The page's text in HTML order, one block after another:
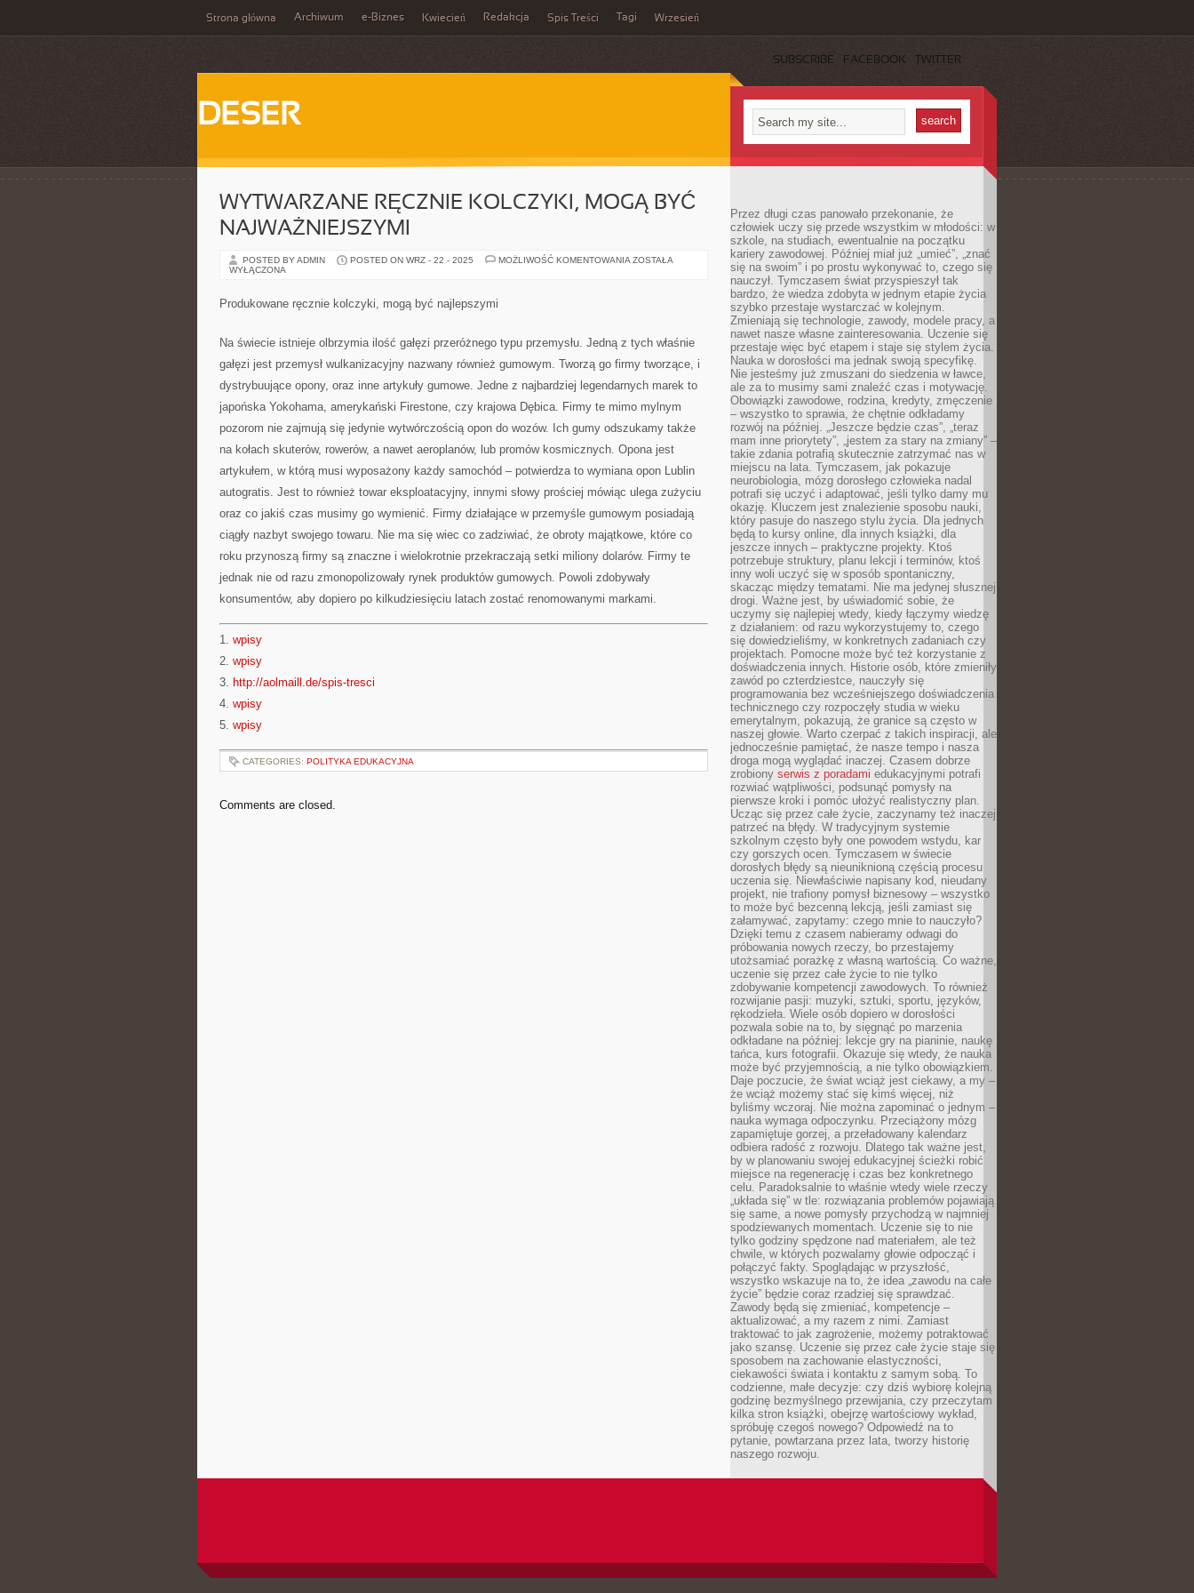
Strona główna Archiwum e-Biznes Kwiecień Redakcja Spis Treści Tagi Wrzesień
SUBSCRIBE FACEBOOK TWITTER
DESER
WYTWARZANE RĘCZNIE KOLCZYKI, MOGĄ BYĆ
NAJWAŻNIEJSZYMI
POSTED BY ADMIN POSTED ON WRZ - 22 - 2025 MOŻLIWOŚĆ KOMENTOWANIA WYTWARZANE
ZOSTAŁA
WYŁĄCZONA
Produkowane ręcznie kolczyki, mogą być najlepszymi
Na świecie istnieje olbrzymia ilość gałęzi przeróżnego typu przemysłu. Jedną z tych właśnie
gałęzi jest przemysł wulkanizacyjny nazwany również gumowym. Tworzą go firmy tworzące, i
dystrybuujące opony, oraz inne artykuły gumowe. Jedne z najbardziej legendarnych marek to
japońska Yokohama, amerykański Firestone, czy krajowa Dębica. Firmy te mimo mylnym
pozorom nie zajmują się jedynie wytwórczością opon do wozów. Ich gumy odszukamy także
na kołach skuterów, rowerów, a nawet aeroplanów, lub promów kosmicznych. Opona jest
artykułem, w którą musi wyposażony każdy samochód – potwierdza to wymiana opon Lublin
autogratis. Jest to również towar eksploatacyjny, innymi słowy prościej mówiąc ulega zużyciu
oraz co jakiś czas musimy go wymienić. Firmy działające w przemyśle gumowym posiadają
ciągły nazbyt swojego towaru. Nie ma się wiec co zadziwiać, że obroty majątkowe, które co
roku przynoszą firmy są znaczne i wielokrotnie przekraczają setki miliony dolarów. Firmy te
jednak nie od razu zmonopolizowały rynek produktów gumowych. Powoli zdobywały
konsumentów, aby dopiero po kilkudziesięciu latach zostać renomowanymi markami.
1. wpisy
2. wpisy
3. http://aolmaill.de/spis-tresci
4. wpisy
5. wpisy
CATEGORIES: POLITYKA EDUKACYJNA
Comments are closed.
Przez długi czas panowało przekonanie, że
człowiek uczy się przede wszystkim w młodości: w
szkole, na studiach, ewentualnie na początku
kariery zawodowej. Później miał już „umieć”, „znać
się na swoim” i po prostu wykonywać to, czego się
nauczył. Tymczasem świat przyspieszył tak
bardzo, że wiedza zdobyta w jednym etapie życia
szybko przestaje wystarczać w kolejnym.
Zmieniają się technologie, zawody, modele pracy, a
nawet nasze własne zainteresowania. Uczenie się
przestaje więc być etapem i staje się stylem życia.
Nauka w dorosłości ma jednak swoją specyfikę.
Nie jesteśmy już zmuszani do siedzenia w ławce,
ale za to musimy sami znaleźć czas i motywację.
Obowiązki zawodowe, rodzina, kredyty, zmęczenie
– wszystko to sprawia, że chętnie odkładamy
rozwój na później. „Jeszcze będzie czas”, „teraz
mam inne priorytety”, „jestem za stary na zmiany” –
takie zdania potrafią skutecznie zatrzymać nas w
miejscu na lata. Tymczasem, jak pokazuje
neurobiologia, mózg dorosłego człowieka nadal
potrafi się uczyć i adaptować, jeśli tylko damy mu
okazję. Kluczem jest znalezienie sposobu nauki,
który pasuje do naszego stylu życia. Dla jednych
będą to kursy online, dla innych książki, dla
jeszcze innych – praktyczne projekty. Ktoś
potrzebuje struktury, planu lekcji i terminów, ktoś
inny woli uczyć się w sposób spontaniczny,
skacząc między tematami. Nie ma jedynej słusznej
drogi. Ważne jest, by uświadomić sobie, że
uczymy się najlepiej wtedy, kiedy łączymy wiedzę
z działaniem: od razu wykorzystujemy to, czego
się dowiedzieliśmy, w konkretnych zadaniach czy
projektach. Pomocne może być też korzystanie z
doświadczenia innych. Historie osób, które zmieniły
zawód po czterdziestce, nauczyły się
programowania bez wcześniejszego doświadczenia
technicznego czy rozpoczęły studia w wieku
emerytalnym, pokazują, że granice są często w
naszej głowie. Warto czerpać z takich inspiracji, ale
jednocześnie pamiętać, że nasze tempo i nasza
droga mogą wyglądać inaczej. Czasem dobrze
zrobiony serwis z poradami edukacyjnymi potrafi
rozwiać wątpliwości, podsunąć pomysły na
pierwsze kroki i pomóc ułożyć realistyczny plan.
Ucząc się przez całe życie, zaczynamy też inaczej
patrzeć na błędy. W tradycyjnym systemie
szkolnym często były one powodem wstydu, kar
czy gorszych ocen. Tymczasem w świecie
dorosłych błędy są nieuniknioną częścią procesu
uczenia się. Niewłaściwie napisany kod, nieudany
projekt, nie trafiony pomysł biznesowy – wszystko
to może być bezcenną lekcją, jeśli zamiast się
załamywać, zapytamy: czego mnie to nauczyło?
Dzięki temu z czasem nabieramy odwagi do
próbowania nowych rzeczy, bo przestajemy
utożsamiać porażkę z własną wartością. Co ważne,
uczenie się przez całe życie to nie tylko
zdobywanie kompetencji zawodowych. To również
rozwijanie pasji: muzyki, sztuki, sportu, języków,
rękodzieła. Wiele osób dopiero w dorosłości
pozwala sobie na to, by sięgnąć po marzenia
odkładane na później: lekcje gry na pianinie, naukę
tańca, kurs fotografii. Okazuje się wtedy, że nauka
może być przyjemnością, a nie tylko obowiązkiem.
Daje poczucie, że świat wciąż jest ciekawy, a my –
że wciąż możemy stać się kimś więcej, niż
byliśmy wczoraj. Nie można zapominać o jednym –
nauka wymaga odpoczynku. Przeciążony mózg
zapamiętuje gorzej, a przeładowany kalendarz
odbiera radość z rozwoju. Dlatego tak ważne jest,
by w planowaniu swojej edukacyjnej ścieżki robić
miejsce na regenerację i czas bez konkretnego
celu. Paradoksalnie to właśnie wtedy wiele rzeczy
„układa się” w tle: rozwiązania problemów pojawiają
się same, a nowe pomysły przychodzą w najmniej
spodziewanych momentach. Uczenie się to nie
tylko godziny spędzone nad materiałem, ale też
chwile, w których pozwalamy głowie odpocząć i
połączyć fakty. Spoglądając w przyszłość,
wszystko wskazuje na to, że idea „zawodu na całe
życie” będzie coraz rzadziej się sprawdzać.
Zawody będą się zmieniać, kompetencje –
aktualizować, a my razem z nimi. Zamiast
traktować to jak zagrożenie, możemy potraktować
jako szansę. Uczenie się przez całe życie staje się
sposobem na zachowanie elastyczności,
ciekawości świata i kontaktu z samym sobą. To
codzienne, małe decyzje: czy dziś wybiorę kolejną
godzinę bezmyślnego przewijania, czy przeczytam
kilka stron książki, obejrzę wartościowy wykład,
spróbuję czegoś nowego? Odpowiedź na to
pytanie, powtarzana przez lata, tworzy historię
naszego rozwoju.